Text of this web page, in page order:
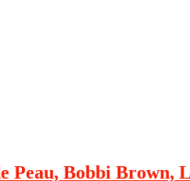
Peau, Bobbi Brown,